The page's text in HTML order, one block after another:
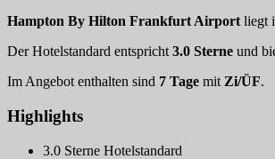
Hampton By Hilton Frankfurt Airport liegt
Der Hotelstandard entspricht 3.0 Sterne und
Im Angebot enthalten sind 7 Tage mit Zi/ÜF.
Highlights
3.0 Sterne Hotelstandard